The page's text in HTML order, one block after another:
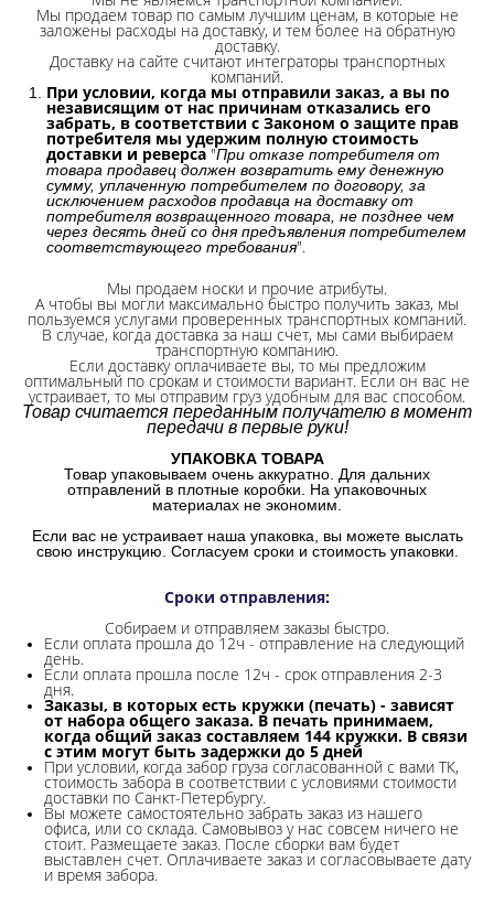
Мы продаем товар по самым лучшим ценам, в которые не
заложены расходы на доставку, и тем более на обратную
доставку.
Доставку на сайте считают интеграторы транспортных
компаний.
При условии, когда мы отправили заказ, а вы по
независящим от нас причинам отказались его
забрать, в соответствии с Законом о защите прав
потребителя мы удержим полную стоимость
доставки и реверса "При отказе потребителя от
товара продавец должен возвратить ему денежную
сумму, уплаченную потребителем по договору, за
исключением расходов продавца на доставку от
потребителя возвращенного товара, не позднее чем
через десять дней со дня предъявления потребителем
соответствующего требования".
Мы продаем носки и прочие атрибуты.
А чтобы вы могли максимально быстро получить заказ, мы
пользуемся услугами проверенных транспортных компаний.
В случае, когда доставка за наш счет, мы сами выбираем
транспортную компанию.
Если доставку оплачиваете вы, то мы предложим
оптимальный по срокам и стоимости вариант. Если он вас не
устраивает, то мы отправим груз удобным для вас способом.
Товар считается переданным получателю в момент
передачи в первые руки!
УПАКОВКА ТОВАРА
Товар упаковываем очень аккуратно. Для дальних
отправлений в плотные коробки. На упаковочных
материалах не экономим.
Если вас не устраивает наша упаковка, вы можете выслать
свою инструкцию. Согласуем сроки и стоимость упаковки.
Сроки отправления:
Собираем и отправляем заказы быстро.
Если оплата прошла до 12ч - отправление на следующий
день.
Если оплата прошла после 12ч - срок отправления 2-3
дня.
Заказы, в которых есть кружки (печать) - зависят
от набора общего заказа. В печать принимаем,
когда общий заказ составляем 144 кружки. В связи
с этим могут быть задержки до 5 дней
При условии, когда забор груза согласованной с вами ТК,
стоимость забора в соответствии с условиями стоимости
доставки по Санкт-Петербургу.
Вы можете самостоятельно забрать заказ из нашего
офиса, или со склада. Самовывоз у нас совсем ничего не
стоит. Размещаете заказ. После сборки вам будет
выставлен счет. Оплачиваете заказ и согласовываете дату
и время забора.